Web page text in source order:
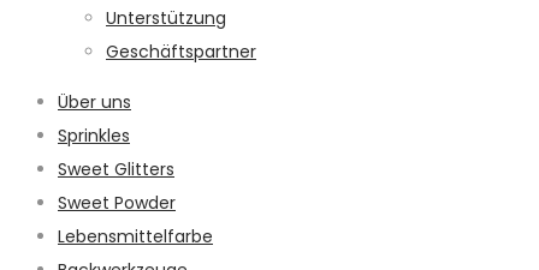
Unterstützung
Geschäftspartner
Über uns
Sprinkles
Sweet Glitters
Sweet Powder
Lebensmittelfarbe